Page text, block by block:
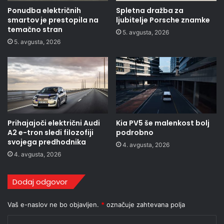
Ponudba električnih
smartov je prestopila na
temačno stran
5. avgusta, 2026
Spletna dražba za
ljubitelje Porsche znamke
5. avgusta, 2026
Prihajajoči električni Audi
A2 e-tron sledi filozofiji
svojega predhodnika
4. avgusta, 2026
Kia PV5 še malenkost bolj
podrobno
4. avgusta, 2026
Dodaj odgovor
Vaš e-naslov ne bo objavljen. * označuje zahtevana polja